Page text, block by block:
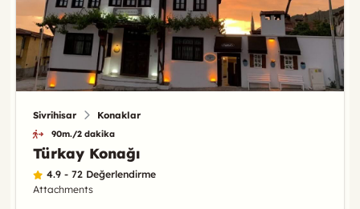
Sivrihisar Konaklar
90m./2 dakika
Türkay Konağı
4.9 - 72 Değerlendirme
Attachments